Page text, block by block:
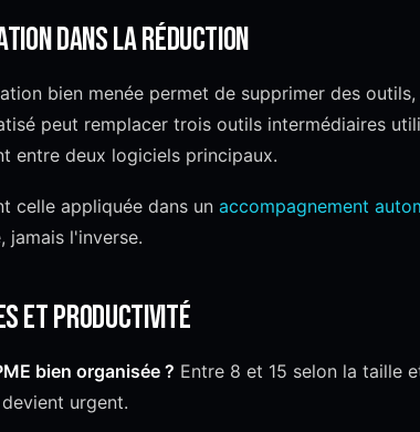
dans la réduction
bien menée permet de supprimer des
peut remplacer trois outils intermédiaires
entre deux logiciels principaux.
celle appliquée dans un accompagnement
jamais l'inverse.
et productivité
bien organisée ? Entre 8 et 15 selon la taille
urgent.